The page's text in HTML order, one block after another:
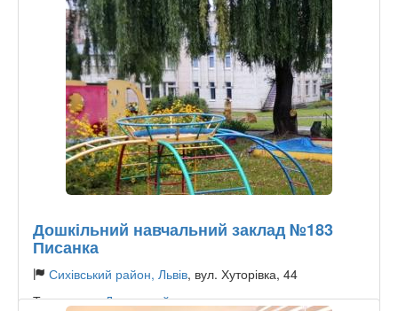
Дошкільний навчальний заклад №183
Писанка
Сихівський район, Львів, вул. Хуторівка, 44
Тип садика:Державний